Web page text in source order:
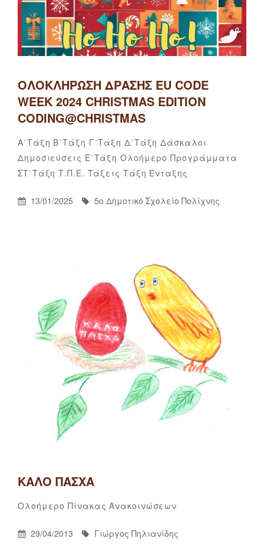
ΟΛΟΚΛΉΡΩΣΗ ΔΡΆΣΗΣ EU CODE
WEEK 2024 CHRISTMAS EDITION
CODING@CHRISTMAS
Categories
Α΄τάξη Β΄τάξη Γ΄τάξη Δ΄τάξη Δάσκαλοι
Δημοσιεύσεις Ε΄τάξη Ολοήμερο Προγράμματα
ΣΤ΄τάξη Τ.Π.Ε. Τάξεις Τάξη ΈνταξηςBy
5ο
Δημοτικό
Πολίχνης
Posted
13/01/2025 By
5ο Δημοτικό Σχολείο Πολίχνης
ΚΑΛΌ ΠΆΣΧΑ
Categories
Ολοήμερο Πίνακας ΑνακοινώσεωνBy
Γιώργος
στο
Posted
29/04/2013 By
Γιώργος Πηλιανίδης